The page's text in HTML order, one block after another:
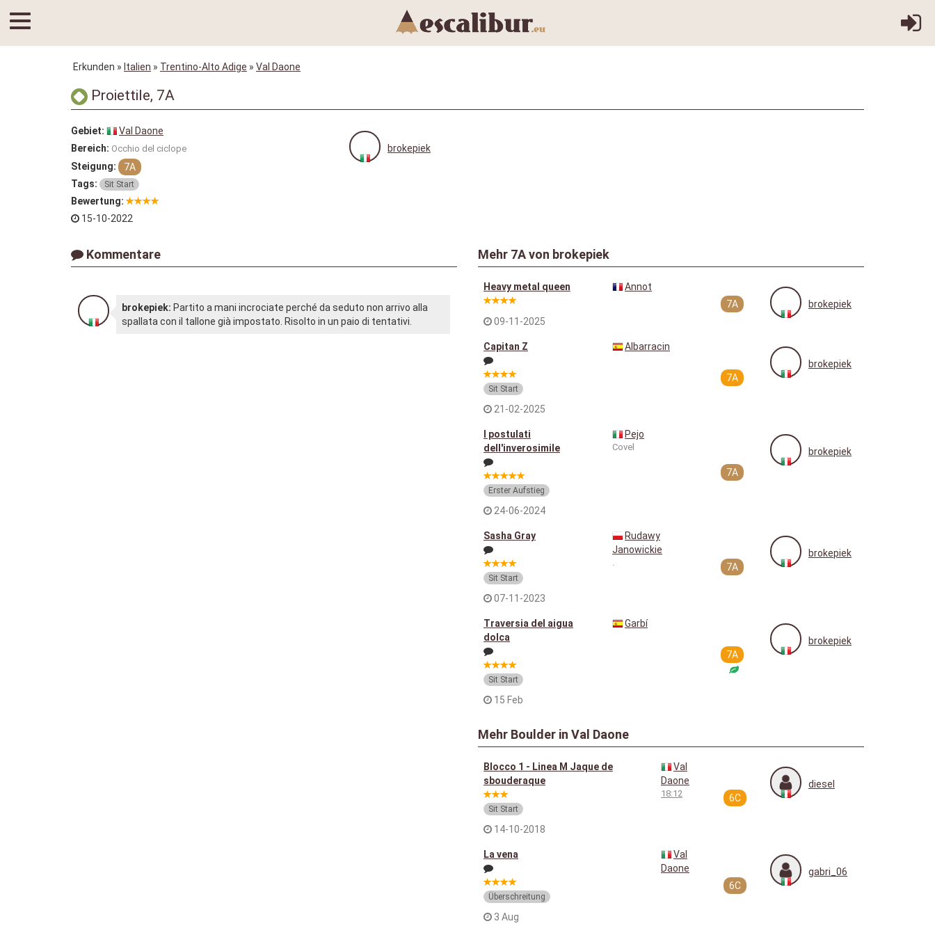
Erkunden » Italien » Trentino-Alto Adige » Val Daone
Proiettile, 7A
Gebiet:
Val Daone
Bereich: Occhio del ciclope
Steigung:
7A
Tags:
Sit Start
Bewertung:
15-10-2022
brokepiek
Kommentare
brokepiek: Partito a mani incrociate perché da seduto non arrivo alla
spallata con il tallone già impostato. Risolto in un paio di tentativi.
Mehr 7Avon brokepiek
Heavy metal queen
09-11-2025
Annot
7A
brokepiek
Capitan Z
Sit Start
21-02-2025
Albarracin
7A
brokepiek
I postulati
dell'inverosimile
Erster Aufstieg
24-06-2024
Pejo
Covel
7A
brokepiek
Sasha Gray
Sit Start
07-11-2023
Rudawy
Janowickie
7A
brokepiek
Traversia del aigua
dolca
Sit Start
15 Feb
Garbí
7A
brokepiek
Mehr Boulder in Val Daone
Blocco 1 - Linea M Jaque de
sbouderaque
Sit Start
14-10-2018
Val
Daone
18:12 6C
diesel
La vena
Überschreitung
3 Aug
Val
Daone
6C
gabri_06